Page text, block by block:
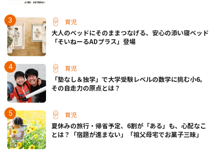
育児
大人のベッドにそのままつなげる、安心の添い寝ベッド
「そいねーるADプラス」登場
育児
「塾なし＆独学」で大学受験レベルの数学に挑む小6。
その自走力の原点とは？
育児
夏休みの旅行・帰省予定、6割が「ある」も、心配なこ
とは？「宿題が進まない」「祖父母宅でお菓子三昧」